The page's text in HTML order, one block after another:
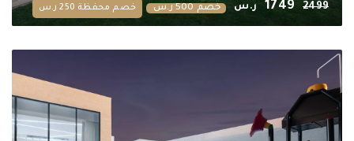
2499
1749 ر.س خصم 500 ر.س خصم محفظة 250 ر.س